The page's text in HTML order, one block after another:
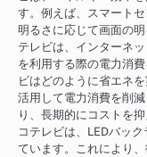
す。例えば、スマート
明るさに応じて画面の
テレビは、インターネ
を利用する際の電力消
ビはどのように省エネ
活用して電力消費を削
り、長期的にコストを
コテレビは、LEDバッ
ています。これにより